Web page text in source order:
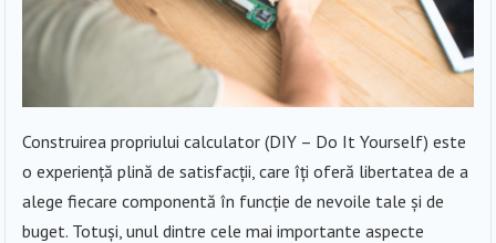
Construirea propriului calculator (DIY – Do It Yourself) este
o experiență plină de satisfacții, care îți oferă libertatea de a
alege fiecare componentă în funcție de nevoile tale și de
buget. Totuși, unul dintre cele mai importante aspecte